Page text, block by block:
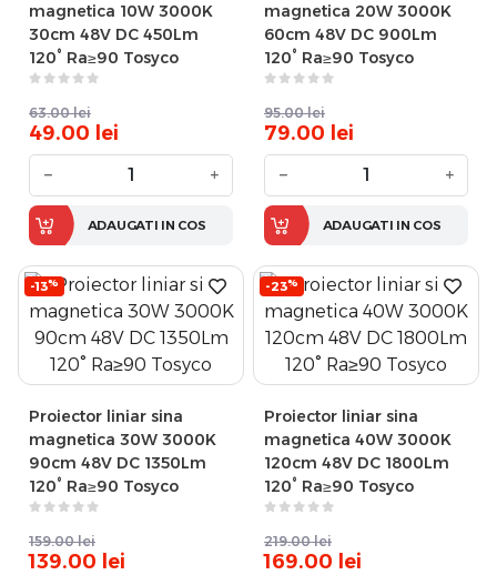
magnetica 10W 3000K
30cm 48V DC 450Lm
120° Ra≥90 Tosyco
63.00 lei
49.00 lei
− +
ADAUGATI IN COS
magnetica 20W 3000K
60cm 48V DC 900Lm
120° Ra≥90 Tosyco
95.00 lei
79.00 lei
− +
ADAUGATI IN COS
-13%
Proiector liniar sina
magnetica 30W 3000K
90cm 48V DC 1350Lm
120° Ra≥90 Tosyco
159.00 lei
139.00 lei
-23%
Proiector liniar sina
magnetica 40W 3000K
120cm 48V DC 1800Lm
120° Ra≥90 Tosyco
219.00 lei
169.00 lei